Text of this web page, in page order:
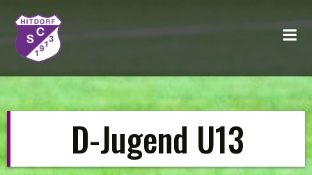
Inhalt
D-Jugend U13